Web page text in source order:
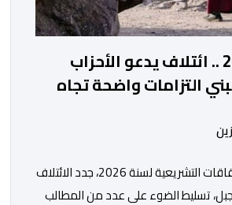
انتخابات 2026 .. ائتلاف يدعو الأحزاب
التزامات واضحة تجاه
مع اقتراب الاستحقاقات التشريعية لسنة 2026، جدد الائتلاف
تسليط الضوء على عدد من المطالب